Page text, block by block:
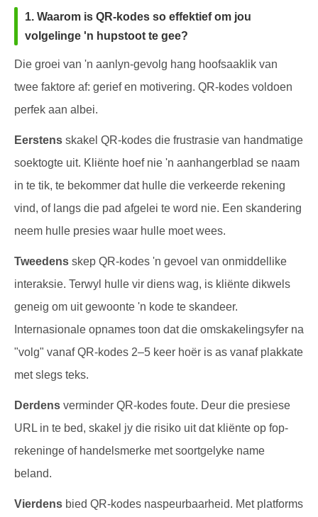
1. Waarom is QR-kodes so effektief om jou
volgelinge 'n hupstoot te gee?
Die groei van 'n aanlyn-gevolg hang hoofsaaklik van
twee faktore af: gerief en motivering. QR-kodes voldoen
perfek aan albei.
Eerstens skakel QR-kodes die frustrasie van handmatige
soektogte uit. Kliënte hoef nie 'n aanhangerblad se naam
in te tik, te bekommer dat hulle die verkeerde rekening
vind, of langs die pad afgelei te word nie. Een skandering
neem hulle presies waar hulle moet wees.
Tweedens skep QR-kodes 'n gevoel van onmiddellike
interaksie. Terwyl hulle vir diens wag, is kliënte dikwels
geneig om uit gewoonte 'n kode te skandeer.
Internasionale opnames toon dat die omskakelingsyfer na
"volg" vanaf QR-kodes 2–5 keer hoër is as vanaf plakkate
met slegs teks.
Derdens verminder QR-kodes foute. Deur die presiese
URL in te bed, skakel jy die risiko uit dat kliënte op fop-
rekeninge of handelsmerke met soortgelyke name
beland.
Vierdens bied QR-kodes naspeurbaarheid. Met platforms